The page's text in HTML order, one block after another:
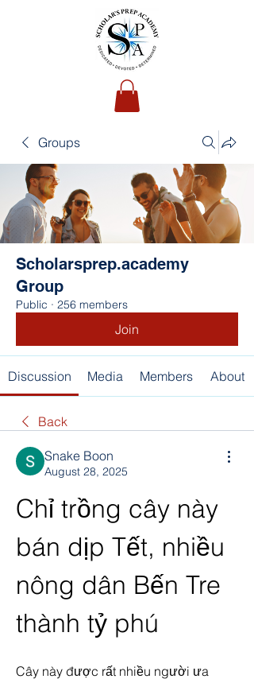
Groups
Scholarsprep.academy
Group
Public · 256 members
Join
Discussion Media Members About
Back
Snake Boon
August 28, 2025
Chỉ trồng cây này
bán dịp Tết, nhiều
nông dân Bến Tre
thành tỷ phú
Cây này được rất nhiều người ưa